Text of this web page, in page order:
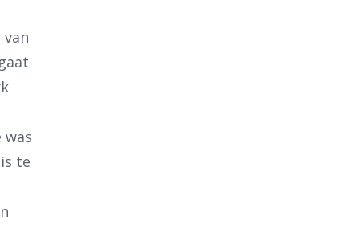
gaat
te